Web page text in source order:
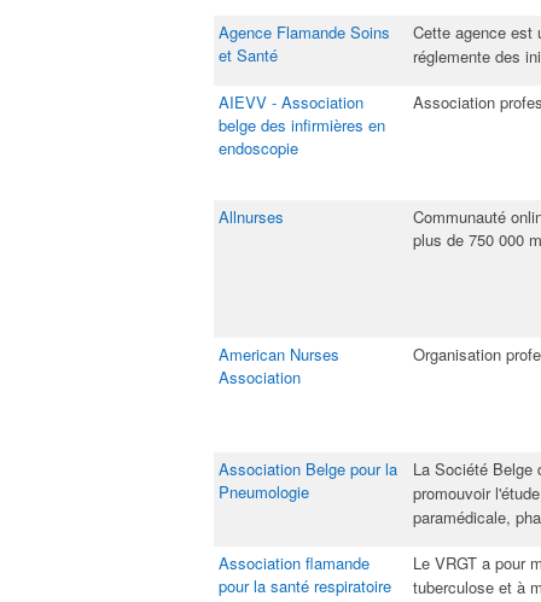
Agence Flamande Soins
et Santé
​Cette agence est
réglemente des
AIEVV - Association
belge des infirmières en
endoscopie
​Association
Allnurses
​Communauté
plus de 750 000
American Nurses
Association
​Organisation
Association Belge pour la
Pneumologie​
​La Société Belge
promouvoir
paramédicale,
Association flamande
pour la santé respiratoire
​Le VRGT a pour
tuberculose et à